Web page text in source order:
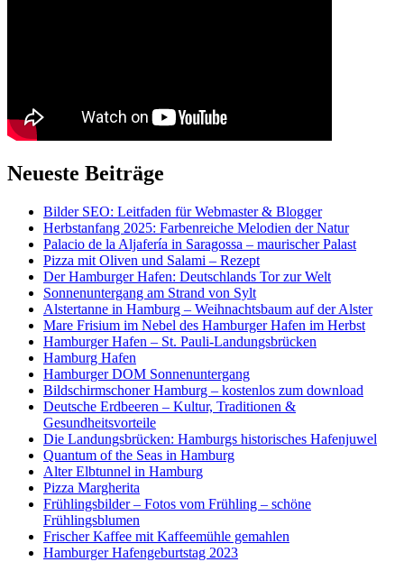
Neueste Beiträge
Bilder SEO: Leitfaden für Webmaster & Blogger
Herbstanfang 2025: Farbenreiche Melodien der Natur
Palacio de la Aljafería in Saragossa – maurischer Palast
Pizza mit Oliven und Salami – Rezept
Der Hamburger Hafen: Deutschlands Tor zur Welt
Sonnenuntergang am Strand von Sylt
Alstertanne in Hamburg – Weihnachtsbaum auf der Alster
Mare Frisium im Nebel des Hamburger Hafen im Herbst
Hamburger Hafen – St. Pauli-Landungsbrücken
Hamburg Hafen
Hamburger DOM Sonnenuntergang
Bildschirmschoner Hamburg – kostenlos zum download
Deutsche Erdbeeren – Kultur, Traditionen &
Gesundheitsvorteile
Die Landungsbrücken: Hamburgs historisches Hafenjuwel
Quantum of the Seas in Hamburg
Alter Elbtunnel in Hamburg
Pizza Margherita
Frühlingsbilder – Fotos vom Frühling – schöne
Frühlingsblumen
Frischer Kaffee mit Kaffeemühle gemahlen
Hamburger Hafengeburtstag 2023